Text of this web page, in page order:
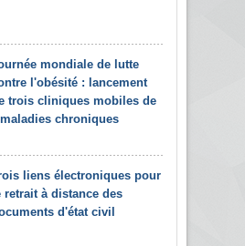
mondiale de lutte
l'obésité : lancement
trois cliniques mobiles de
chroniques
liens électroniques pour
retrait à distance des
d'état civil